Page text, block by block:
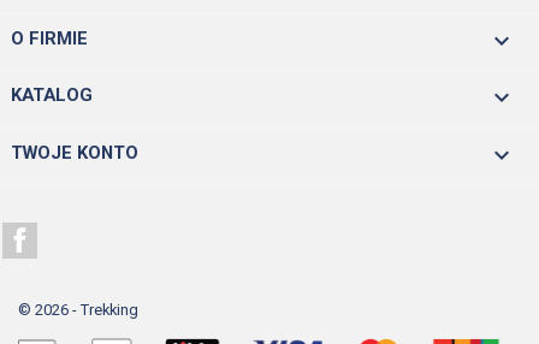
O FIRMIE 
KATALOG 
TWOJE KONTO 
© 2026 - Trekking